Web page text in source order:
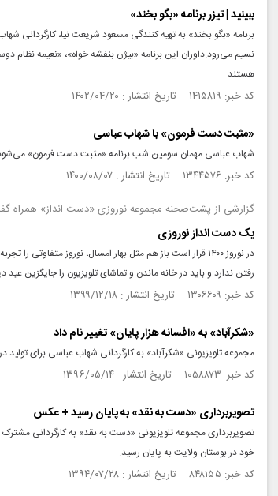
ببینید | تیزر برنامه «بگو بخند»
برنامه «بگو بخند» به تهیه کنندگی مسعود شریعت نیا، کارگردانی
نسیم می‌رود.داوران این برنامه «بیژن بنفشه خواه»، «نعیمه نظام
هستند.
کد خبر: ۱۴۱۵۸۱۹ تاریخ انتشار : ۱۴۰۲/۰۴/۲۰
«مثبت دست فرمون» با شهاب عباسی
شهاب عباسی مهمان سومین شب برنامه «مثبت دست فرمون»
کد خبر: ۱۳۴۴۵۷۶ تاریخ انتشار : ۱۴۰۰/۰۸/۰۷
گزارشی از پشت‌صحنه مجموعه نوروزی «دست‌ انداز» همراه
یک دست‌ انداز نوروزی
در نوروز ۱۴۰۰ قرار است باز هم مثل بهار امسال، نوروز
رفتن ندارد و باید در خانه ماندن و تماشای تلویزیون را جایگزین عید
کد خبر: ۱۳۰۶۶۰۹ تاریخ انتشار : ۱۳۹۹/۱۲/۱۸
«شکرآباد» به «افسانه هزار پایان» تغییر نام داد
مجموعه تلویزیونی «شکرآباد» به کارگردانی شهاب عباسی برای تولید
کد خبر: ۱۰۵۸۸۷۳ تاریخ انتشار : ۱۳۹۶/۰۵/۱۴
تصویربرداری «دست به نقد» به پایان رسید + عکس
تصویربرداری مجموعه تلویزیونی «دست به نقد» به کارگردانی
خود در بوستان ولایت به پایان رسید.
کد خبر: ۸۴۸۱۵۵ تاریخ انتشار : ۱۳۹۴/۰۷/۲۸